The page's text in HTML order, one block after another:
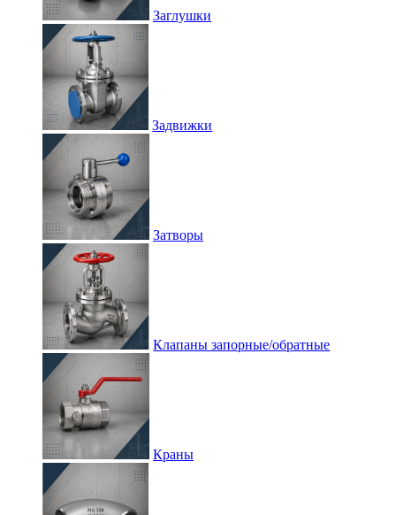
Заглушки
Задвижки
Затворы
Клапаны запорные/обратные
Краны